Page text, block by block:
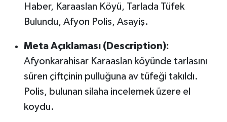
Haber, Karaaslan Köyü, Tarlada Tüfek
Bulundu, Afyon Polis, Asayiş.
Meta Açıklaması (Description):
Afyonkarahisar Karaaslan köyünde tarlasını
süren çiftçinin pulluğuna av tüfeği takıldı.
Polis, bulunan silaha incelemek üzere el
koydu.